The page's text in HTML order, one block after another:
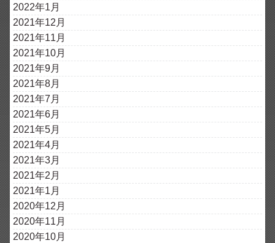
2022年1月
2021年12月
2021年11月
2021年10月
2021年9月
2021年8月
2021年7月
2021年6月
2021年5月
2021年4月
2021年3月
2021年2月
2021年1月
2020年12月
2020年11月
2020年10月